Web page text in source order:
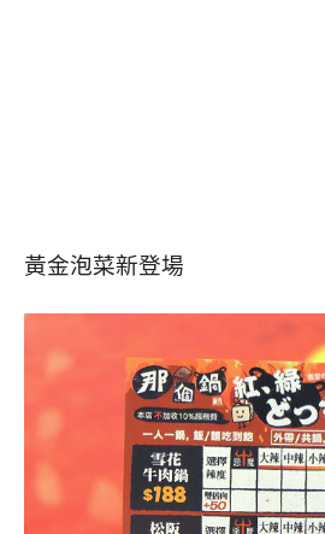
黃金泡菜新登場